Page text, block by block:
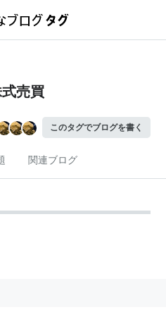
売買
このタグでブログを書く
関連ブログ